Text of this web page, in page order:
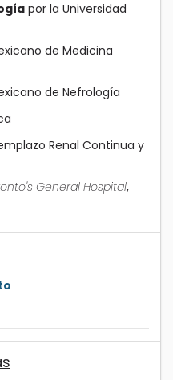
por la Universidad
de Medicina
de Nefrología
Renal Continua y
General Hospital,